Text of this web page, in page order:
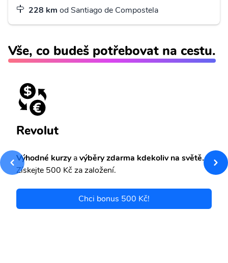
228 km od Santiago de Compostela
Vše, co budeš potřebovat na cestu.
Revolut
Výhodné kurzyavýběry zdarma kdekoliv na světě.
Získejte 500 Kč za založení.
Chci bonus 500 Kč!